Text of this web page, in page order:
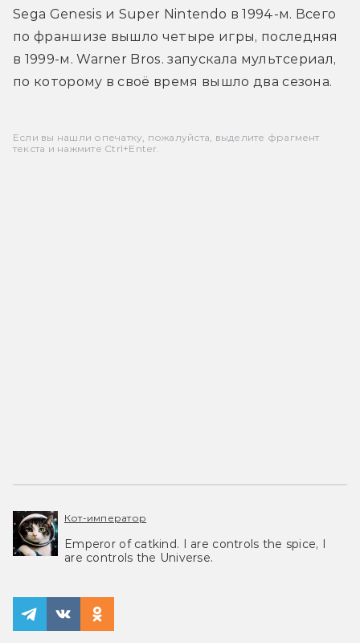
Sega Genesis и Super Nintendo в 1994-м. Всего
по франшизе вышло четыре игры, последняя
в 1999-м. Warner Bros. запускала мультсериал,
по которому в своё время вышло два сезона.
Если вы нашли опечатку, пожалуйста, выделите фрагмент
текста и нажмите Ctrl+Enter.
Кот-император
Emperor of catkind. I are controls the spice, I
are controls the Universe.